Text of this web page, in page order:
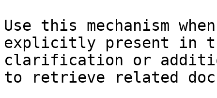
Use this mechanism
explicitly present in
clarification or